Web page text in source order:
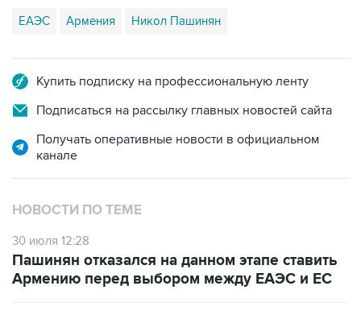
ЕАЭС Армения Никол Пашинян
Купить подписку на профессиональную ленту
Подписаться на рассылку главных новостей сайта
Получать оперативные новости в официальном
канале
НОВОСТИ ПО ТЕМЕ
30 июля 12:28
Пашинян отказался на данном этапе ставить
Армению перед выбором между ЕАЭС и ЕС